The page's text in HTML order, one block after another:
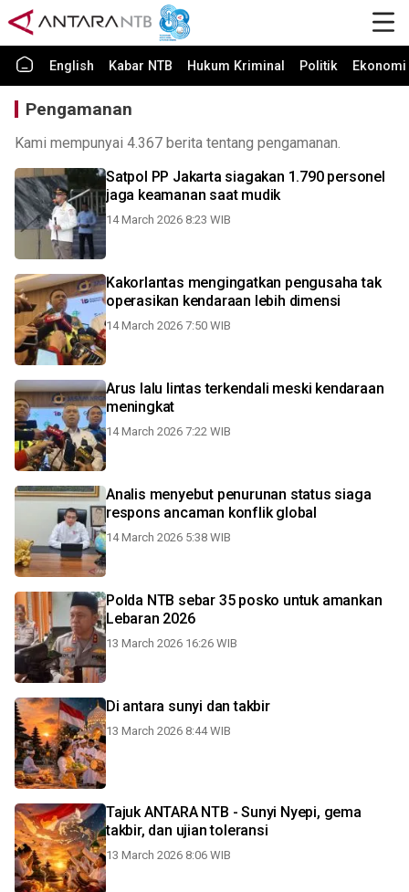
English Kabar NTB Hukum Kriminal Politik
Pengamanan
Kami mempunyai 4.367 berita tentang pengamanan.
Satpol PP Jakarta siagakan 1.790 personel
jaga keamanan saat mudik
14 March 2026 8:23 WIB
Kakorlantas mengingatkan pengusaha tak
operasikan kendaraan lebih dimensi
14 March 2026 7:50 WIB
Arus lalu lintas terkendali meski kendaraan
meningkat
14 March 2026 7:22 WIB
Analis menyebut penurunan status siaga
respons ancaman konflik global
14 March 2026 5:38 WIB
Polda NTB sebar 35 posko untuk amankan
Lebaran 2026
13 March 2026 16:26 WIB
Di antara sunyi dan takbir
13 March 2026 8:44 WIB
Tajuk ANTARA NTB - Sunyi Nyepi, gema
takbir, dan ujian toleransi
13 March 2026 8:06 WIB